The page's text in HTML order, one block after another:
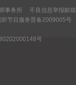
事务所 不良信息举报邮
听节目服务晋备2009005号
号